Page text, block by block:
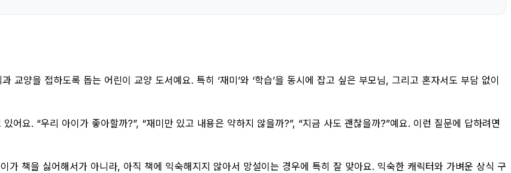
교양을 접하도록 돕는 어린이 교양 도서예요. 특히 ‘재미’와 ‘학습’을 동시에 잡고 싶은 부모님, 그리고 혼자서도 부담 없이
어요. “우리 아이가 좋아할까?”, “재미만 있고 내용은 약하지 않을까?”, “지금 사도 괜찮을까?”예요. 이런 질문에 답하려면
가 책을 싫어해서가 아니라, 아직 책에 익숙해지지 않아서 망설이는 경우에 특히 잘 맞아요. 익숙한 캐릭터와 가벼운 상식 구